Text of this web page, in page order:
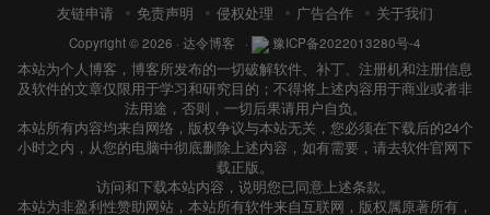
友链申请 免责声明 侵权处理 广告合作 关于我们
Copyright © 2026 · 达令博客 · 豫ICP备2022013280号-4
本站为个人博客，博客所发布的一切破解软件、补丁、注册机和注册信息
及软件的文章仅限用于学习和研究目的；不得将上述内容用于商业或者非
法用途，否则，一切后果请用户自负。
本站所有内容均来自网络，版权争议与本站无关，您必须在下载后的24个
小时之内，从您的电脑中彻底删除上述内容，如有需要，请去软件官网下
载正版。
访问和下载本站内容，说明您已同意上述条款。
本站为非盈利性赞助网站，本站所有软件来自互联网，版权属原著所有，